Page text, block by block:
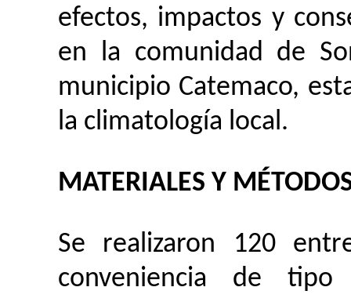
efectos, impactos y
en la comunidad de
municipio Catemaco,
la climatología local.
MATERIALES Y
Se realizaron 120
conveniencia de